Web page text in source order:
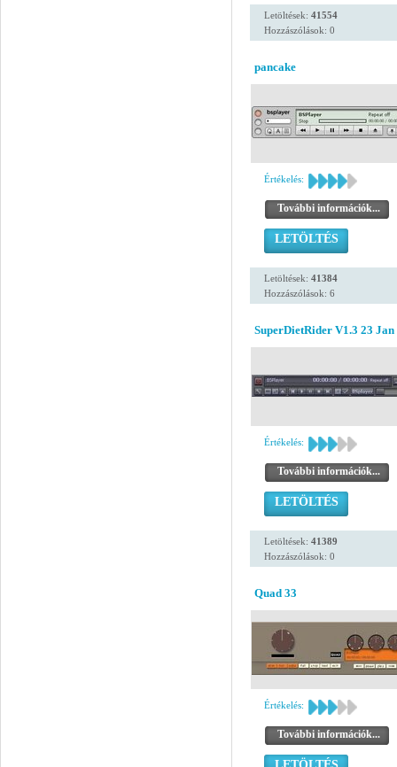
Letöltések: 41554
Hozzászólások: 0
pancake
Értékelés:
További információk...
LETÖLTÉS
Letöltések: 41384
Hozzászólások: 6
SuperDietRider V1.3 23 Jan
Értékelés:
További információk...
LETÖLTÉS
Letöltések: 41389
Hozzászólások: 0
Quad 33
Értékelés:
További információk...